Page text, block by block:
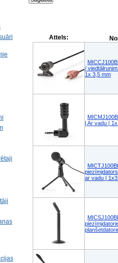
Attels:
/
1x 3,5 mm
| Ar vadu |
ar vadu |